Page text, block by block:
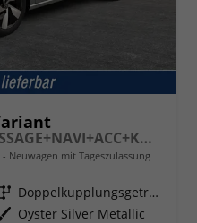
Business DSG+AHK+MASSAGE+NAVI+ACC+KAMERA+LED+17" ALU
Neuwagen mit Tageszulassung
Getriebe
Doppelkupplungsgetriebe (DSG)
Außenfarbe Oyster Silver Metallic